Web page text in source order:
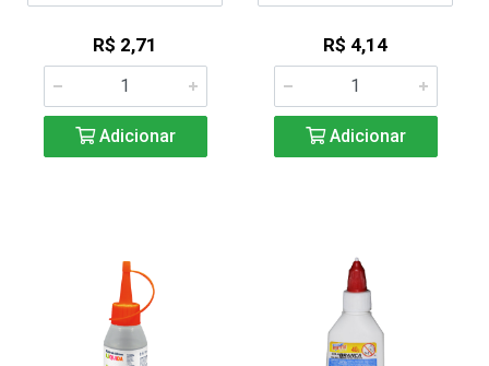
R$ 2,71
Adicionar
R$ 4,14
Adicionar